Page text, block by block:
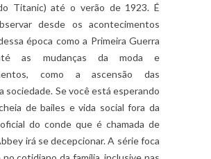
Titanic) até o verão de 1923. É
desde os acontecimentos
época como a Primeira Guerra
as mudanças da moda e
como a ascensão das
sociedade. Se você está esperando
de bailes e vida social fora da
do conde que é chamada de
irá se decepcionar. A série foca